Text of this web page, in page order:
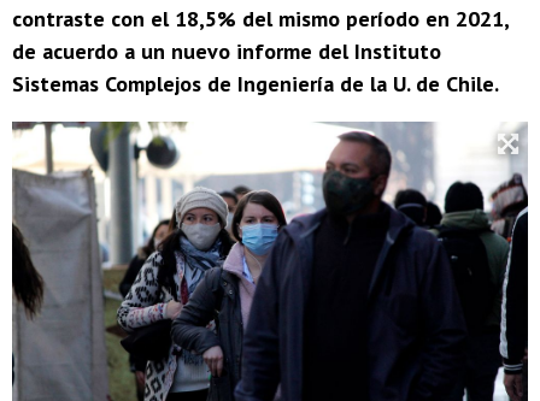
contraste con el 18,5% del mismo período en 2021,
de acuerdo a un nuevo informe del Instituto
Sistemas Complejos de Ingeniería de la U. de Chile.